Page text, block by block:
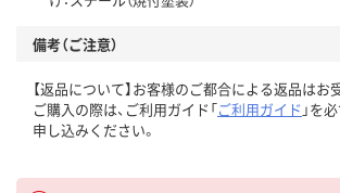
備考（ご注意）
【返品について】お客様のご都合による返品はお
ご購入の際は、ご利用ガイド「ご利用ガイド 」を
申し込みください。